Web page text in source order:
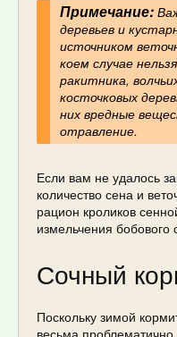
Примечание:
деревьев и
источником
коем случае
ракитника,
косточковых
них вредные
отравление.
Если вам не удалось
количество сена и
рацион кроликов
измельчения бобового
Сочный
Поскольку зимой
весьма